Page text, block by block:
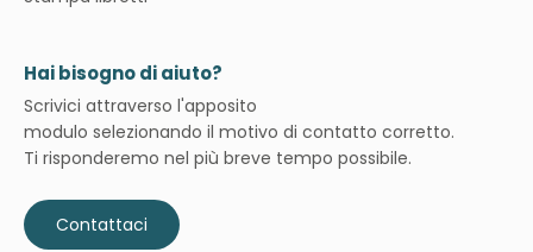
Hai bisogno di aiuto?
Scrivici attraverso l'apposito
modulo selezionando il motivo di contatto corretto.
Ti risponderemo nel più breve tempo possibile.
Contattaci